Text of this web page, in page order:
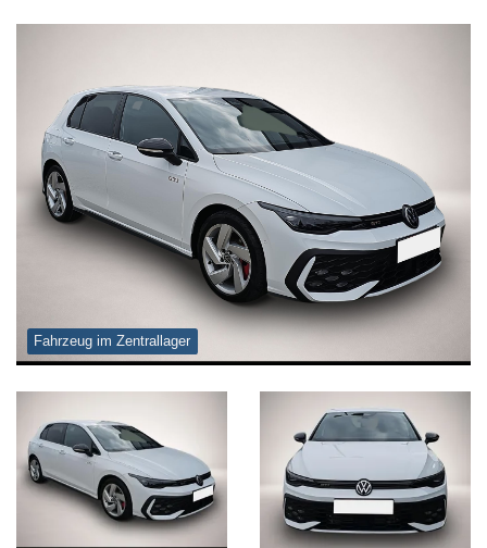
Fahrzeug im Zentrallager